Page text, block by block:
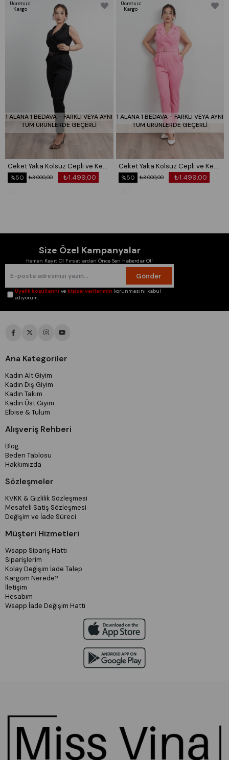
1 ALANA 1 BEDAVA - FARKLI VEYA AYNI
TÜM ÜRÜNLERDE GEÇERLİ
Ceket Yaka Kolsuz Cepli ve Kemerli Tulum 50334
₺1.499,00
₺3.000,00
%50
Ücretsiz
Kargo
1 ALANA 1 BEDAVA - FARKLI VEYA AYNI
TÜM ÜRÜNLERDE GEÇERLİ
Ceket Yaka Kolsuz Cepli ve Kemerli Tulum 50334
₺1.499,00
₺3.000,00
%50
Ücretsiz
Kargo
Size Özel Kampanyalar
Hemen Kayıt Ol Fırsatlardan Önce Sen Haberdar Ol!
Gönder
Üyelik koşullarını vekişisel verilerimin korunmasını kabul
ediyorum.
Ana Kategoriler
Kadın Alt Giyim
Kadın Dış Giyim
Kadın Takım
Kadın Üst Giyim
Elbise & Tulum
Alışveriş Rehberi
Blog
Beden Tablosu
Hakkımızda
Sözleşmeler
KVKK & Gizlilik Sözleşmesi
Mesafeli Satiş Sözleşmesi
Değişim ve İade Süreci
Müşteri Hizmetleri
Wsapp Sipariş Hattı
Siparişlerim
Kolay Değişim İade Talep
Kargom Nerede?
İletişim
Hesabım
Wsapp İade Değişim Hattı